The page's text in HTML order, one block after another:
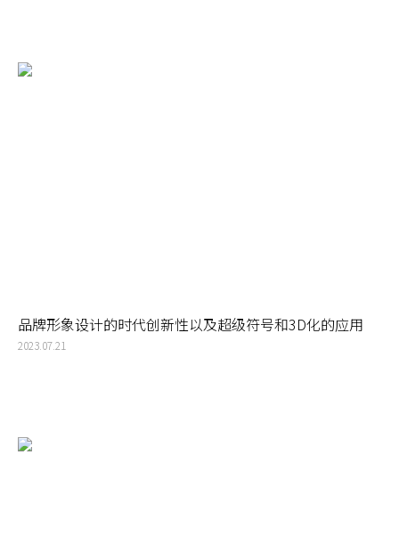
品牌形象设计的时代创新性以及超级符号和3D化的应用
2023.07.21